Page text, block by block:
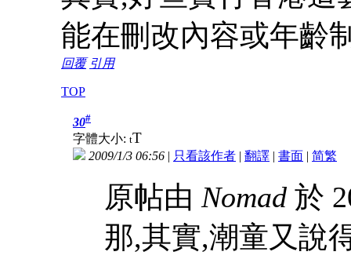
能在刪改內容或年齡
回覆 引用
TOP
30#
字體大小: tT
2009/1/3 06:56 | 只看該作者 | 翻譯 | 書面 | 简繁
原帖由 Nomad 於
那,其實,潮童又說